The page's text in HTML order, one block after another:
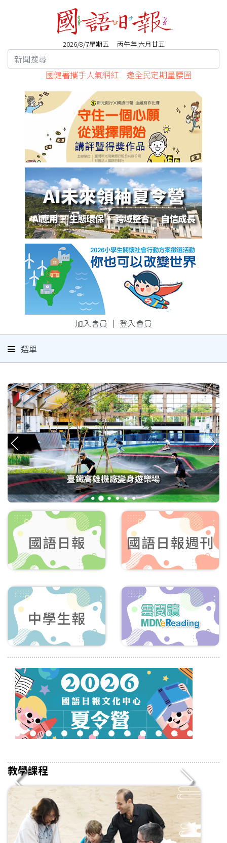
2026/8/7星期五 丙午年 六月廿五
國健署攜手人氣網紅 邀全民定期量腰圍
加入會員 ｜ 登入會員
選單
臺鐵高雄機廠變身遊樂場
1 3 4 5 6
4 5 6 7 8 9 10 11 12 13 14
教學課程